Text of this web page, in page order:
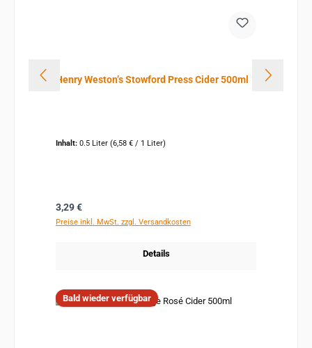
Henry Weston’s Stowford Press Cider 500ml
Inhalt: 0.5 Liter (6,58 € / 1 Liter)
Regulärer Preis:
3,29 €
Preise inkl. MwSt. zzgl. Versandkosten
Details
Bald wieder verfügbar